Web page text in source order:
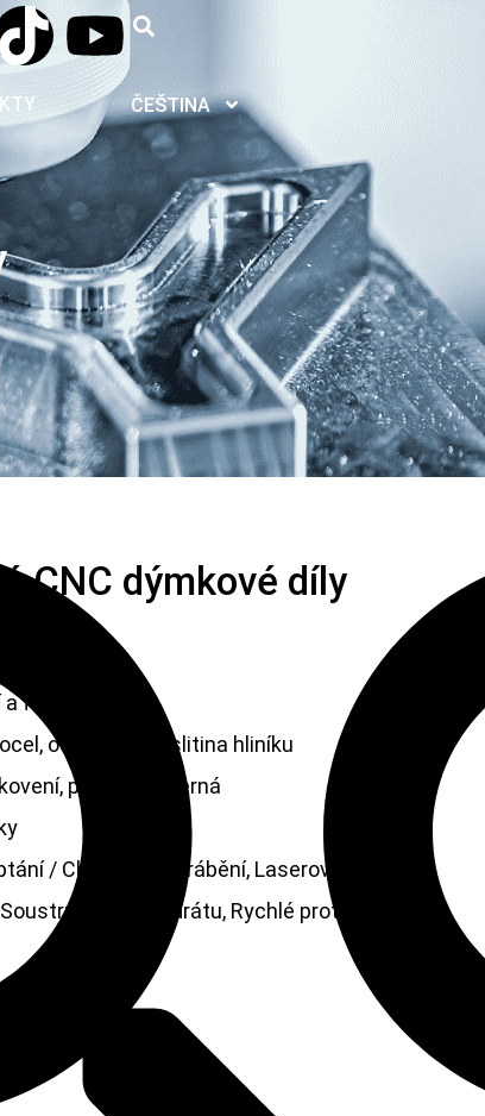
ČEŠTINA
CNC dýmkové díly
díly
frézování
ocel, mosaz, slitina hliníku
pískování, černá
/ Chemické obrábění, Laserové obrábění,
EDM drátu, Rychlé prototypování